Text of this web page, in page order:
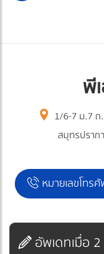
พี
1/6-7 ม.7 ถ
สมุทรปราก
หมายเลขโทร
อัพเดทเมื่อ